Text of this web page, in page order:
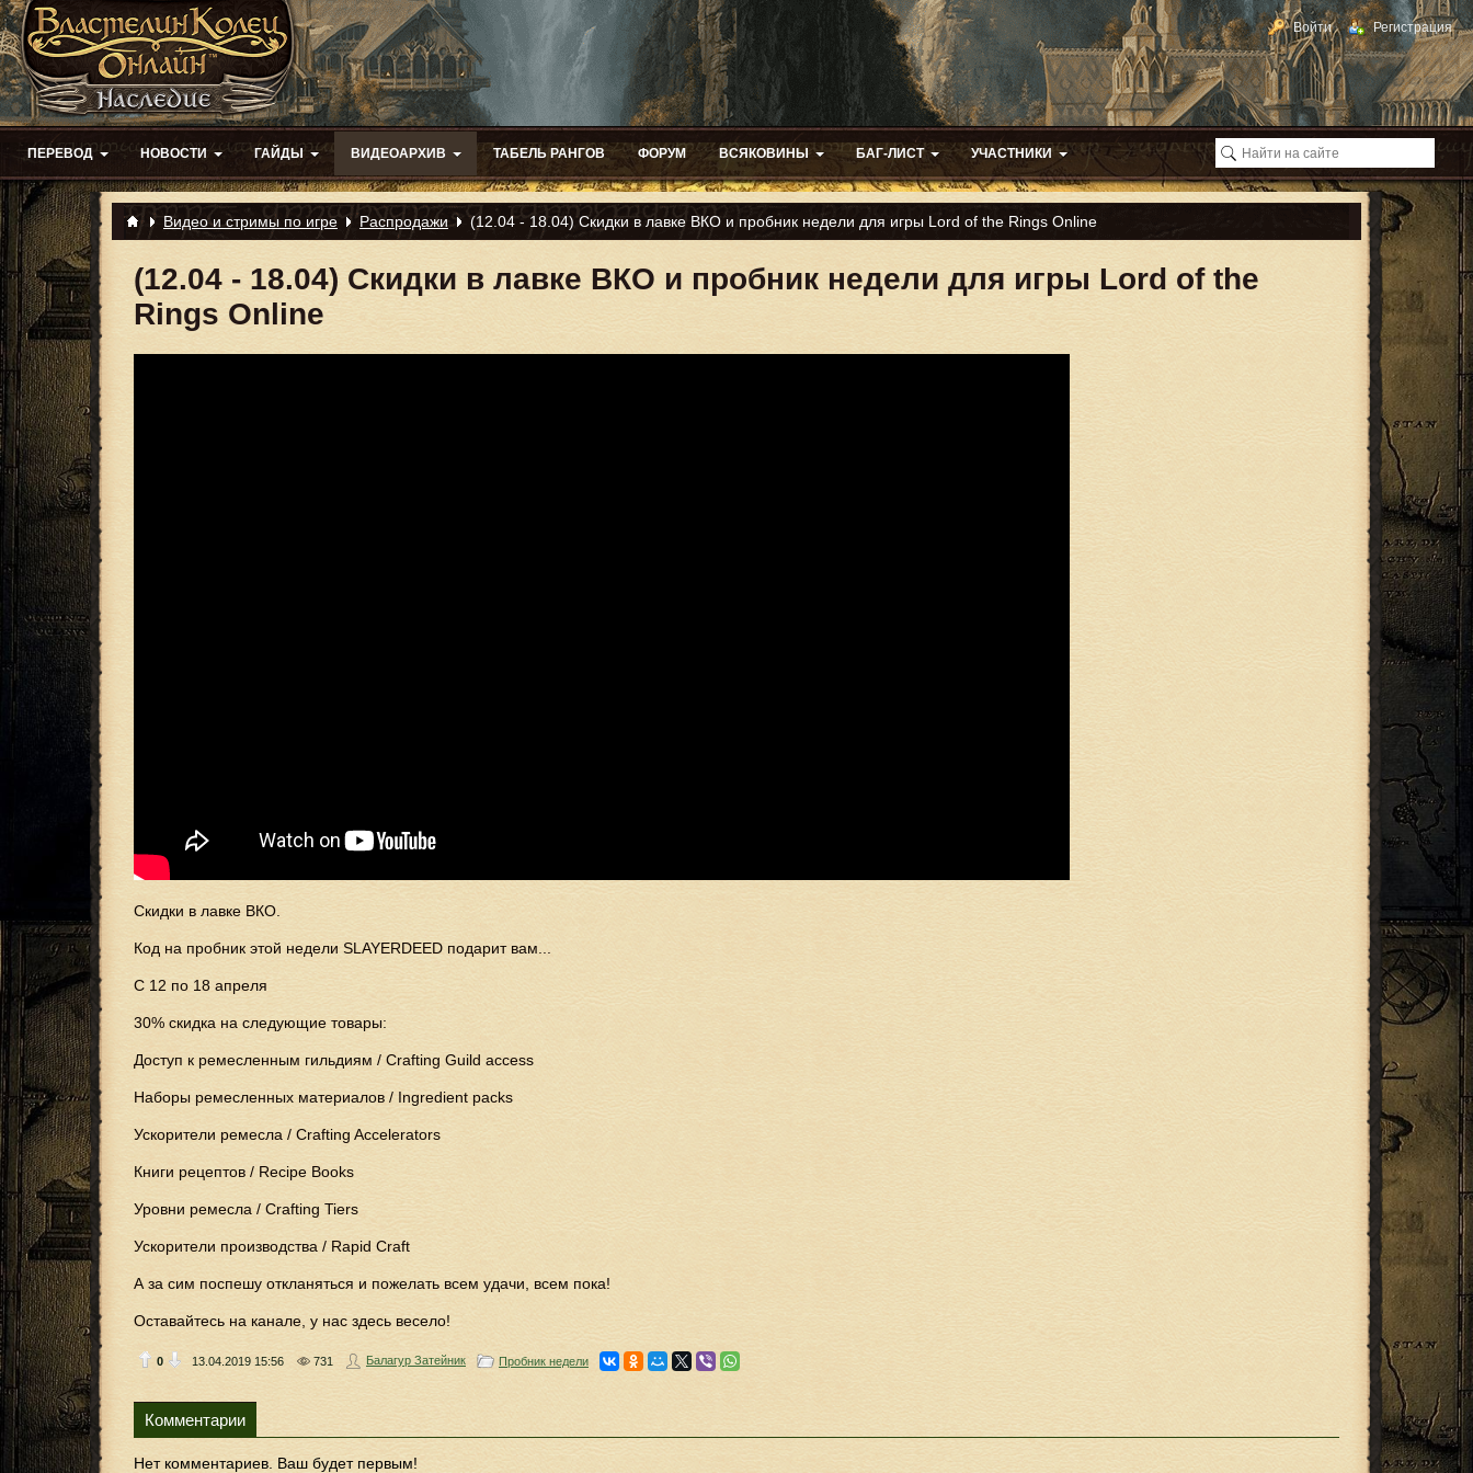
Войти Регистрация
ПЕРЕВОД НОВОСТИ ГАЙДЫ ВИДЕОАРХИВ ТАБЕЛЬ РАНГОВ ФОРУМ ВСЯКОВИНЫ БАГ-ЛИСТ УЧАСТНИКИ
Видео и стримы по игре Распродажи (12.04 - 18.04) Скидки в лавке ВКО и пробник недели для игры Lord of the Rings Online
(12.04 - 18.04) Скидки в лавке ВКО и пробник недели для игры Lord of the
Rings Online
Скидки в лавке ВКО.
Код на пробник этой недели SLAYERDEED подарит вам...
С 12 по 18 апреля
30% скидка на следующие товары:
Доступ к ремесленным гильдиям / Crafting Guild access
Наборы ремесленных материалов / Ingredient packs
Ускорители ремесла / Crafting Accelerators
Книги рецептов / Recipe Books
Уровни ремесла / Crafting Tiers
Ускорители производства / Rapid Craft
А за сим поспешу откланяться и пожелать всем удачи, всем пока!
Оставайтесь на канале, у нас здесь весело!
0 13.04.2019 15:56 731 Балагур Затейник Пробник недели
Комментарии
Нет комментариев. Ваш будет первым!